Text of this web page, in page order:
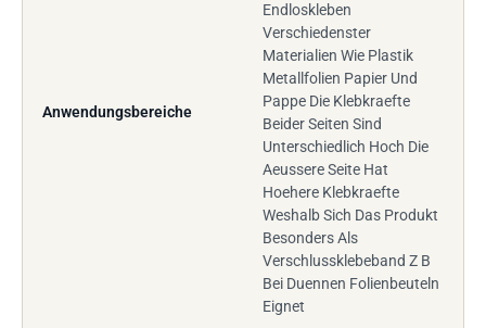
Anwendungsbereiche
Endloskleben
Verschiedenster
Materialien Wie Plastik
Metallfolien Papier Und
Pappe Die Klebkraefte
Beider Seiten Sind
Unterschiedlich Hoch Die
Aeussere Seite Hat
Hoehere Klebkraefte
Weshalb Sich Das Produkt
Besonders Als
Verschlussklebeband Z B
Bei Duennen Folienbeuteln
Eignet